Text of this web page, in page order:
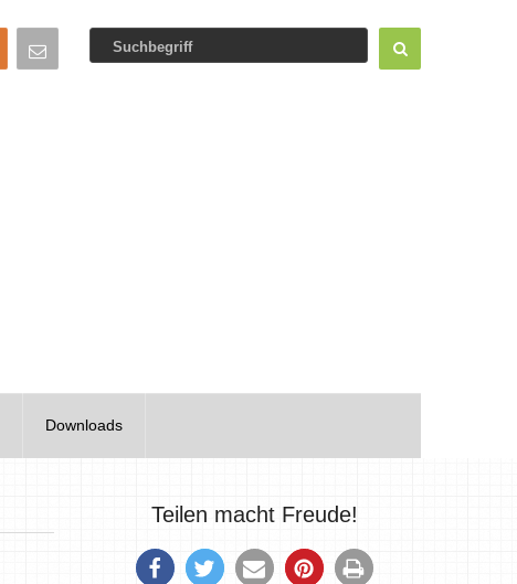
Downloads
Teilen macht Freude!